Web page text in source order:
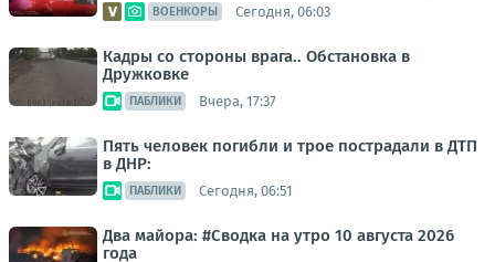
ВОЕНКОРЫ Сегодня, 06:03
Кадры со стороны врага.. Обстановка в
Дружковке
ПАБЛИКИ Вчера, 17:37
Пять человек погибли и трое пострадали в ДТП
в ДНР:
ПАБЛИКИ Сегодня, 06:51
Два майора: #Сводка на утро 10 августа 2026
года